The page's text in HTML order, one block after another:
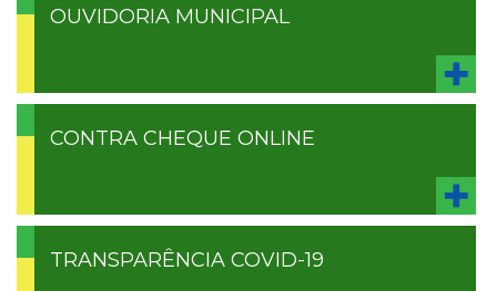
OUVIDORIA MUNICIPAL
CONTRA CHEQUE ONLINE
TRANSPARÊNCIA COVID-19